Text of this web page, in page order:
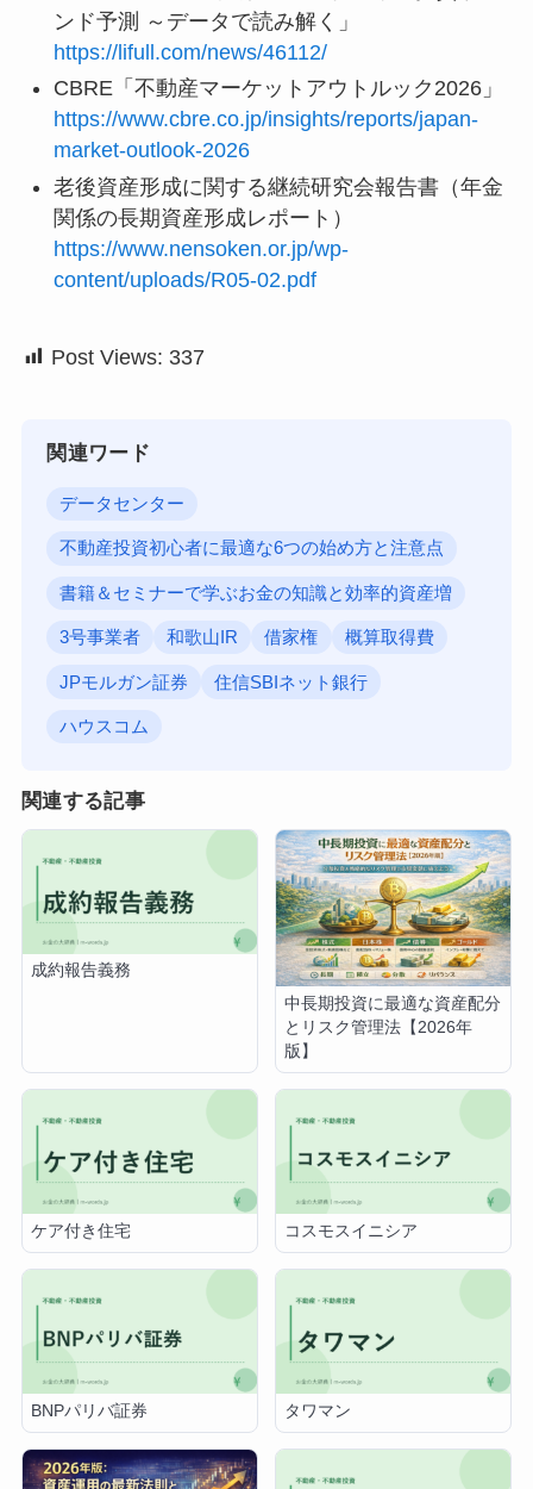
Seiken不動産「2026年の不動産市場はどう動
く？価格動向や金利予想と購入 …」
https://seiken55.co.jp/blog/entry-719418/
東急リバブルなど大手不動産会社の市場見通し
「2026年の不動産市場はどうなる？現状と今後
の見通しを分析」
https://www.livable.co.jp/solution/brand/contents
/260107-1.html
LIFULL HOME’S総研「2026年 不動産投資トレ
https://lifull.com/news/46112/
market-outlook-2026
関係の長期資産形成レポート）
https://www.nensoken.or.jp/wp-
Post Views: 337
データセンター
不動産投資初心者に最適な6つの始め方と注意点
書籍＆セミナーで学ぶお金の知識と効率的資産増
和歌山IR 借家権 概算取得費
JPモルガン証券 住信SBIネット銀行
関連する記事
成約報告義務
中長期投資に最適な資産配分
版】